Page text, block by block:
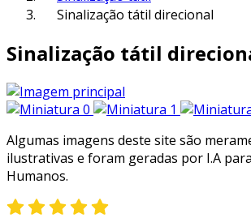
Sinalização tátil direcional
Sinalização tátil
Algumas imagens deste site são
ilustrativas e foram geradas por I.A para
Humanos.